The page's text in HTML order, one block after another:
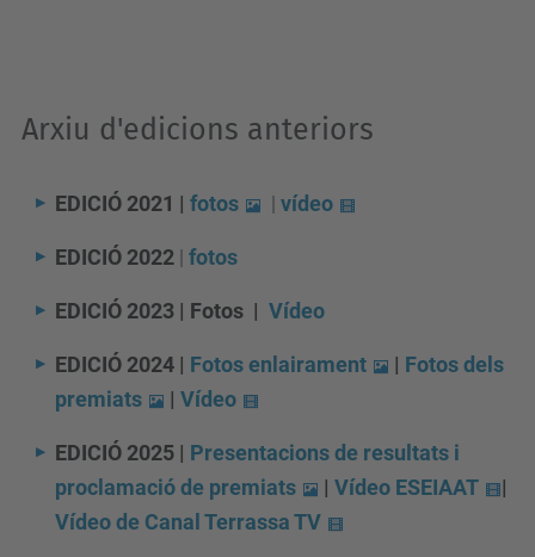
Arxiu d'edicions anteriors
EDICIÓ 2021 | fotos | vídeo
EDICIÓ 2022 | fotos
EDICIÓ 2023 | Fotos | Vídeo
EDICIÓ 2024 | Fotos enlairament | Fotos dels
premiats
| Vídeo
EDICIÓ 2025 | Presentacions de resultats i
proclamació de premiats
| Vídeo ESEIAAT
|
Vídeo de Canal Terrassa TV